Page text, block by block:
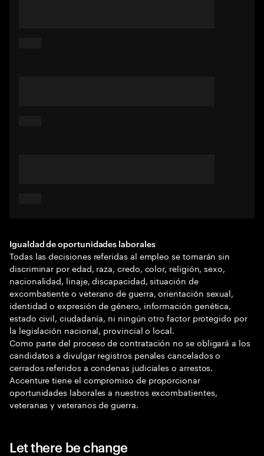
Igualdad de oportunidades laborales
Todas las decisiones referidas al empleo se tomarán sin
discriminar por edad, raza, credo, color, religión, sexo,
nacionalidad, linaje, discapacidad, situación de
excombatiente o veterano de guerra, orientación sexual,
identidad o expresión de género, información genética,
estado civil, ciudadanía, ni ningún otro factor protegido por
la legislación nacional, provincial o local.
Como parte del proceso de contratación no se obligará a los
candidatos a divulgar registros penales cancelados o
cerrados referidos a condenas judiciales o arrestos.
Accenture tiene el compromiso de proporcionar
oportunidades laborales a nuestros excombatientes,
veteranas y veteranos de guerra.
Let there be change